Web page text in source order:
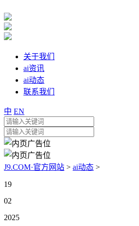
关于我们
ai资讯
ai动态
联系我们
中 EN
J9.COM·官方网站 > ai动态 >
19
02
2025